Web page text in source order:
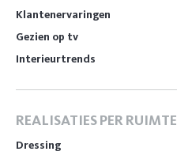
Klantenervaringen
Gezien op tv
Interieurtrends
REALISATIES PER RUIMTE
Dressing